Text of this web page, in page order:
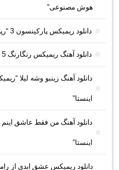
هوش مصنوعی”
دانلود ریمیکس پارکینسون 3 “رپی ترکیبی” از اس اچ
دانلود آهنگ ریمیکس رنگارنگ 5 از دیجی ممتاز
دانلود آهنگ زینبو وشه لیلا
اینستا”
اینستا”
دانلود ریمیکس عشق ابدی از